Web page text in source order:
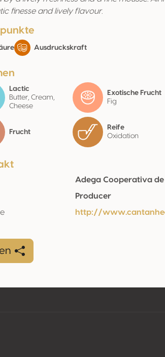
finesse and lively flavour.
Ausdruckskraft
Lactic
Butter, Cream,
Cheese
Exotische Frucht
Fig
Frucht
Reife
Oxidation
Adega Cooperativa de
Producer
http://